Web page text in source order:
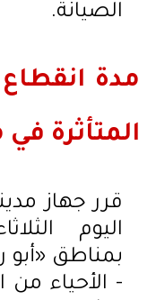
الصيانة.
مدة
المتأثرة في
اليوم
بمناطق «أبو
- الأحياء من